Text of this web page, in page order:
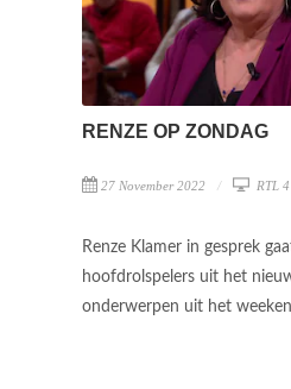
RENZE OP ZONDAG
27 November 2022 RTL 4
Renze Klamer in gesprek
hoofdrolspelers uit het
onderwerpen uit het